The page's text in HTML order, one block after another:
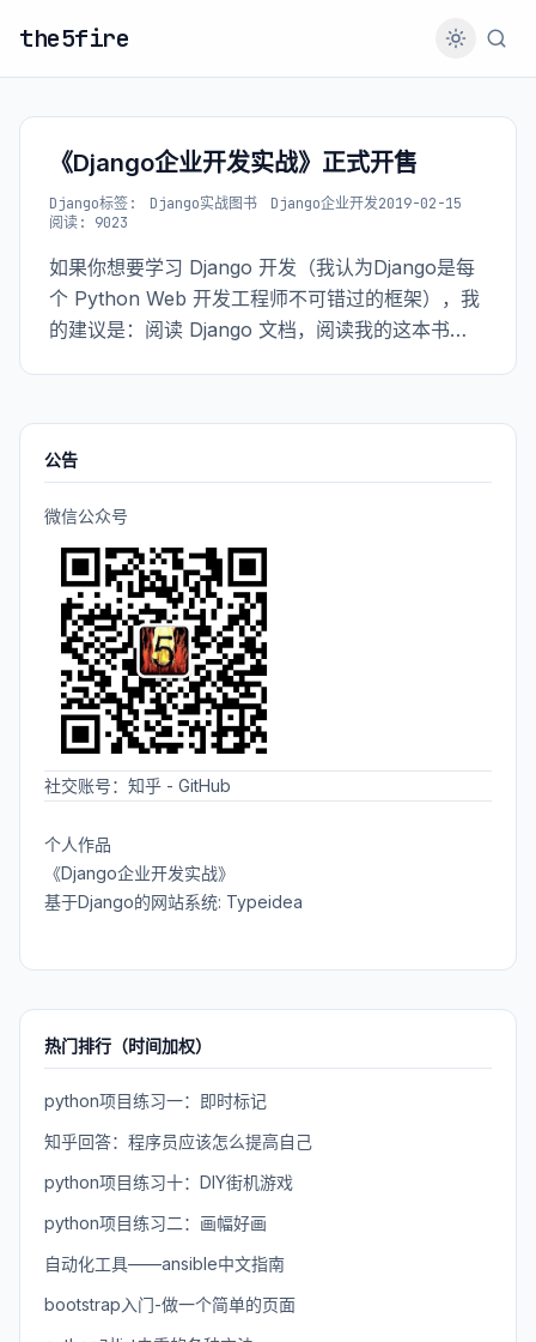
the5fire
《Django企业开发实战》正式开售
Django标签: Django实战图书 Django企业开发2019-02-15
阅读: 9023
如果你想要学习 Django 开发（我认为Django是每
个 Python Web 开发工程师不可错过的框架），我
的建议是：阅读 Django 文档，阅读我的这本书
公告
微信公众号
社交账号： 知乎 - GitHub
个人作品
《Django企业开发实战》
基于Django的网站系统: Typeidea
热门排行（时间加权）
python项目练习一：即时标记
知乎回答：程序员应该怎么提高自己
python项目练习十：DIY街机游戏
python项目练习二：画幅好画
自动化工具——ansible中文指南
bootstrap入门-做一个简单的页面